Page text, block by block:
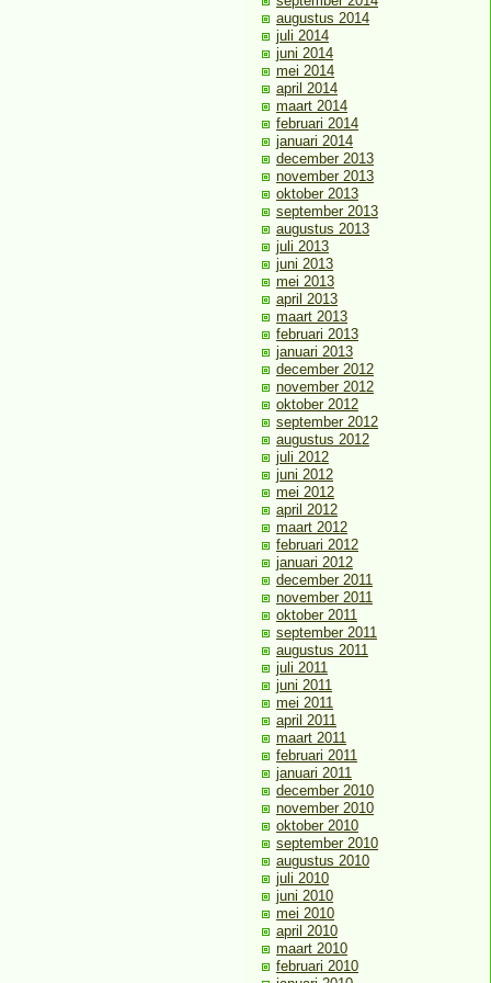
augustus 2014
juli 2014
juni 2014
mei 2014
april 2014
maart 2014
februari 2014
januari 2014
december 2013
november 2013
oktober 2013
september 2013
augustus 2013
juli 2013
juni 2013
mei 2013
april 2013
maart 2013
februari 2013
januari 2013
december 2012
november 2012
oktober 2012
september 2012
augustus 2012
juli 2012
juni 2012
mei 2012
april 2012
maart 2012
februari 2012
januari 2012
december 2011
november 2011
oktober 2011
september 2011
augustus 2011
juli 2011
juni 2011
mei 2011
april 2011
maart 2011
februari 2011
januari 2011
december 2010
november 2010
oktober 2010
september 2010
augustus 2010
juli 2010
juni 2010
mei 2010
april 2010
maart 2010
februari 2010